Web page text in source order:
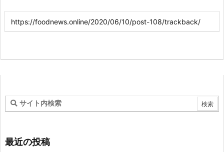
最近の投稿